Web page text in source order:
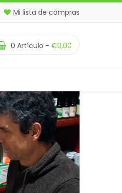
Mi lista de compras
0 Artículo - €0,00